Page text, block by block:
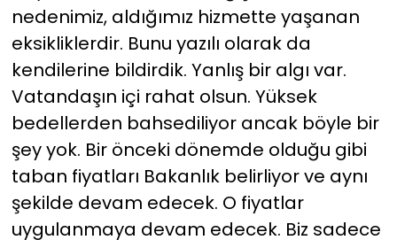
nedenimiz, aldığımız hizmette yaşanan
eksikliklerdir. Bunu yazılı olarak da
kendilerine bildirdik. Yanlış bir algı var.
Vatandaşın içi rahat olsun. Yüksek
bedellerden bahsediliyor ancak böyle bir
şey yok. Bir önceki dönemde olduğu gibi
taban fiyatları Bakanlık belirliyor ve aynı
şekilde devam edecek. O fiyatlar
uygulanmaya devam edecek. Biz sadece